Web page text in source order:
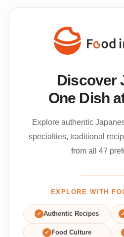
Discover
One Dish
Explore authentic
specialties, traditional
from all 47
EXPLORE WITH
✓ Authentic Recipes
✓ Food Culture